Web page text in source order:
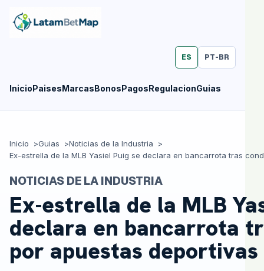
InicioPaisesMarcasBonosPagosRegulacionGuias
ES PT-BR
Inicio Guias Noticias de la Industria
NOTICIAS DE LA INDUSTRIA
Ex-estrella de la MLB
declara en bancarrota
por apuestas